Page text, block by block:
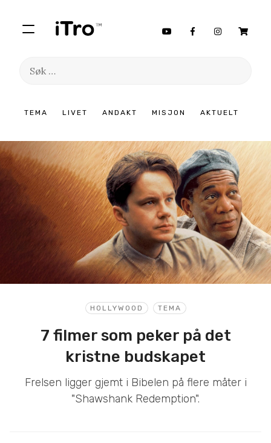
TEMA LIVET ANDAKT MISJON AKTUELT
Søk
innhold
HOLLYWOOD TEMA
7 filmer som peker på det
kristne budskapet
Frelsen ligger gjemt i Bibelen på flere måter i
"Shawshank Redemption".